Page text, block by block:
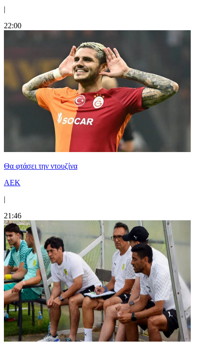
|
22:00
Θα φτάσει την ντουζίνα
ΑΕΚ
|
21:46